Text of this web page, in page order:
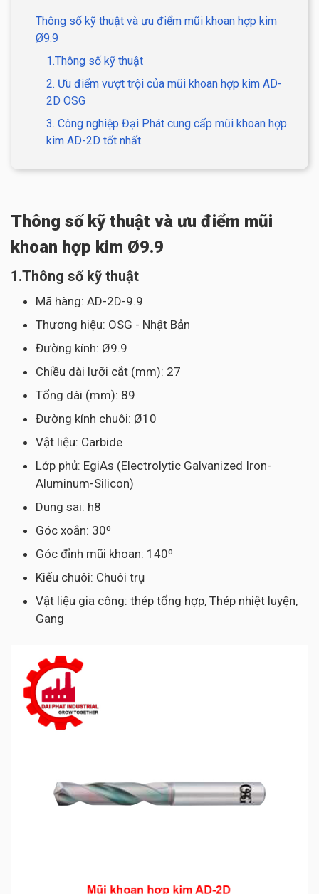
Thông số kỹ thuật và ưu điểm mũi khoan hợp kim
Ø9.9
1.Thông số kỹ thuật
2. Ưu điểm vượt trội của mũi khoan hợp kim AD-
2D OSG
3. Công nghiệp Đại Phát cung cấp mũi khoan hợp
kim AD-2D tốt nhất
Thông số kỹ thuật và ưu điểm mũi
khoan hợp kim Ø9.9
1.Thông số kỹ thuật
Mã hàng: AD-2D-9.9
Thương hiệu: OSG - Nhật Bản
Đường kính: Ø9.9
Chiều dài lưỡi cắt (mm): 27
Tổng dài (mm): 89
Đường kính chuôi: Ø10
Vật liệu: Carbide
Lớp phủ: EgiAs (Electrolytic Galvanized Iron-
Aluminum-Silicon)
Dung sai: h8
Góc xoắn: 30⁰
Góc đỉnh mũi khoan: 140⁰
Kiểu chuôi: Chuôi trụ
Vật liệu gia công: thép tổng hợp, Thép nhiệt luyện,
Gang